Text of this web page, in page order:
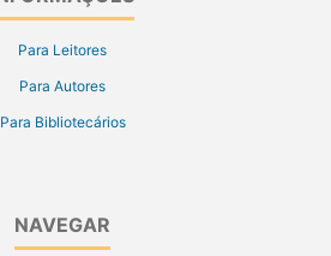
Para Leitores
Para Autores
Para Bibliotecários
NAVEGAR